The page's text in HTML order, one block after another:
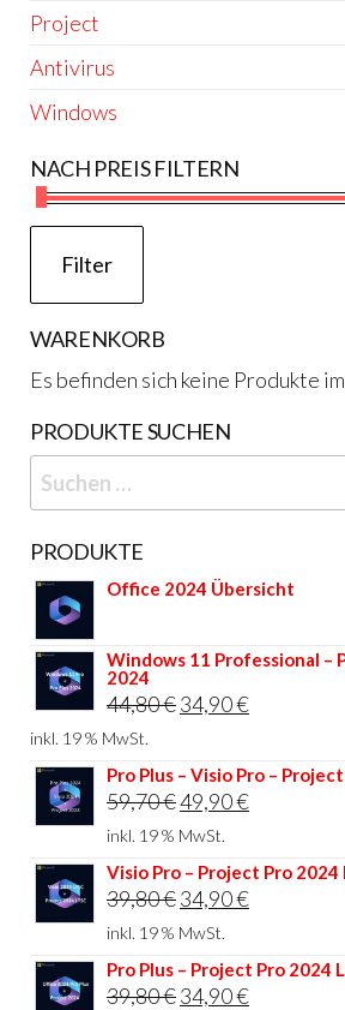
Project
Antivirus
Windows
NACH PREIS FILTERN
Filter
WARENKORB
Es befinden sich keine Produkte
PRODUKTE SUCHEN
Suchen
nach:
PRODUKTE
Office 2024 Übersicht
Windows 11 Professional –
2024
44,80€Ursprünglicher
war:
44,80 €
34,90€Aktueller
ist:
34,90 €.
inkl. 19 % MwSt.
Pro Plus – Visio Pro –
59,70€Ursprünglicher
Preis
war:
59,70 €
49,90€Aktueller
ist:
49,90 €.
inkl. 19 % MwSt.
Visio Pro – Project Pro 2024
39,80€Ursprünglicher
Preis
war:
39,80 €
34,90€Aktueller
ist:
34,90 €.
inkl. 19 % MwSt.
Pro Plus – Project Pro 2024
39,80€Ursprünglicher
34,90€Aktueller